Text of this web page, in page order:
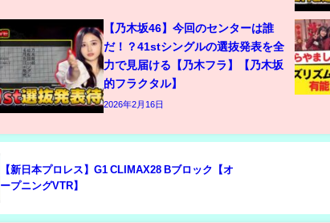
【乃木坂46】今回のセンターは誰
だ！？41stシングルの選抜発表を全
力で見届ける【乃木フラ】【乃木坂
的フラクタル】
2026年2月16日
【新日本プロレス】G1 CLIMAX28 Bブロック【オ
ープニングVTR】